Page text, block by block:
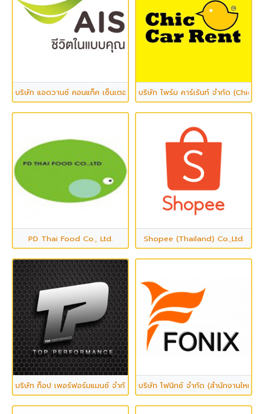
บริษัท แอดวานซ์ คอนแท็ค เซ็นเตอร์ จำกัดบริษัท ไพร์ม คาร์เร้นท์ จำกัด (Chic
PD Thai Food Co., Ltd. Shopee (Thailand) Co.,Ltd.
บริษัท ท็อป เพอร์ฟอร์มแมนซ์ จำกัด บริษัท โฟนิกซ์ จำกัด (สำนักงานใหญ่)